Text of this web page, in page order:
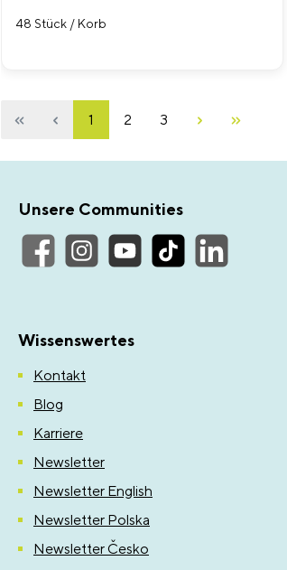
48 Stück / Korb
1 2 3
Unsere Communities
Wissenswertes
Kontakt
Blog
Karriere
Newsletter
Newsletter English
Newsletter Polska
Newsletter Česko